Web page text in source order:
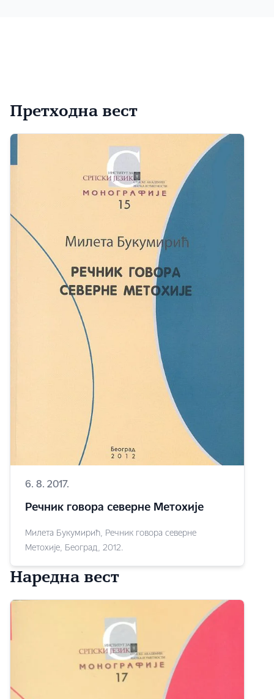
Претходна вест
6. 8. 2017.
Речник говора северне Метохије
Милета Букумирић, Речник говора северне
Метохије, Београд, 2012.
Наредна вест